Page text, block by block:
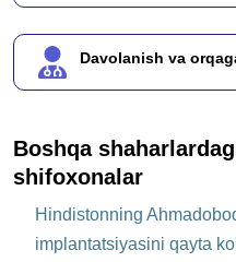
Davolanish va
Boshqa
shifoxonalar
Hindistonning
implantatsiyasini qayta